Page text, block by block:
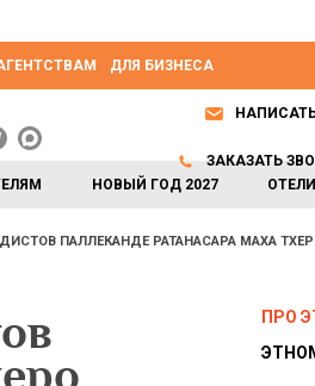
ДЛЯ БИЗНЕСА
НОВЫЙ ГОД 2027 ОТЕЛИ
ЗАКАЗАТЬ
ПАЛЛЕКАНДЕ РАТАНАСАРА МАХА
ПРО